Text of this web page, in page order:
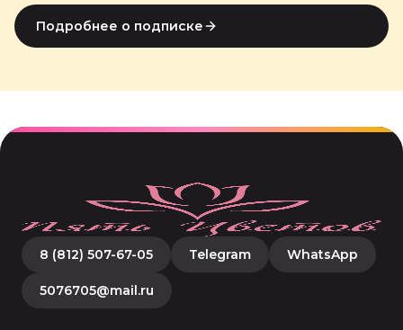
Подробнее о подписке
8 (812) 507-67-05 Telegram WhatsApp
5076705@mail.ru